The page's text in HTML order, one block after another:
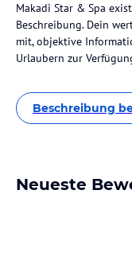
Makadi Star & Spa
Beschreibung. Dein
mit, objektive
Urlaubern zur
Beschreibung
Neueste